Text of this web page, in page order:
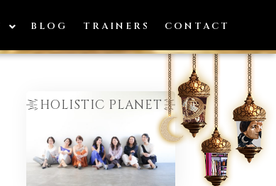
BLOG TRAINERS CONTACT
HOLISTIC PLANET